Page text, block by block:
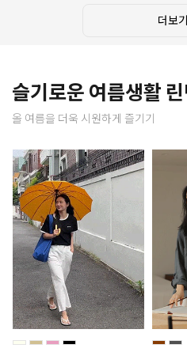
더보
슬기로운 여름생활
올 여름을 더욱 시원하게 즐기기